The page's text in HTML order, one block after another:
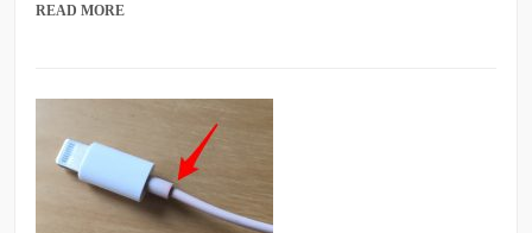
READ MORE